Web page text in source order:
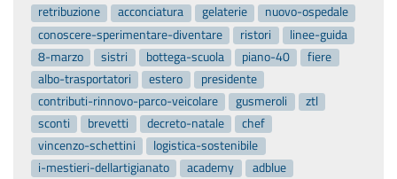
retribuzione
acconciatura gelaterie
nuovo-ospedale
conoscere-sperimentare-diventare
ristori
linee-guida
8-marzo
sistri bottega-scuola piano-40
fiere
albo-trasportatori
estero
presidente
contributi-rinnovo-parco-veicolare
gusmeroli
ztl
sconti
brevetti decreto-natale
chef
vincenzo-schettini
logistica-sostenibile
i-mestieri-dellartigianato
academy
adblue